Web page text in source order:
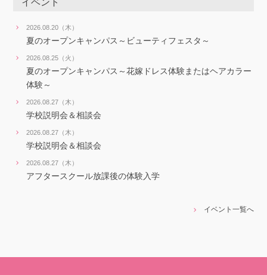
イベント
2026.08.20（木）
夏のオープンキャンパス～ビューティフェスタ～
2026.08.25（火）
夏のオープンキャンパス～花嫁ドレス体験またはヘアカラー
体験～
2026.08.27（木）
学校説明会＆相談会
2026.08.27（木）
学校説明会＆相談会
2026.08.27（木）
アフタースクール放課後の体験入学
イベント一覧へ